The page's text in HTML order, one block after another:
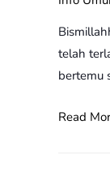
telah
bertemu
Read